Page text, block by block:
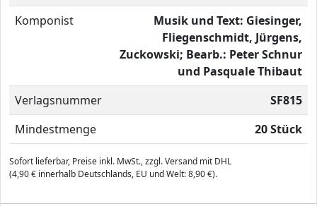
Komponist
Musik und Text: Giesinger,
Fliegenschmidt, Jürgens,
Zuckowski; Bearb.: Peter Schnur
und Pasquale Thibaut
Verlagsnummer
SF815
Mindestmenge
20 Stück
Sofort lieferbar, Preise inkl. MwSt., zzgl. Versand mit DHL
(4,90 € innerhalb Deutschlands, EU und Welt: 8,90 €).